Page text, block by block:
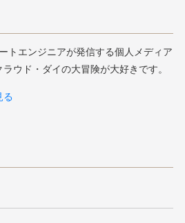
トエンジニアが発信する個人メディア
ウド・ダイの大冒険が大好きです。
る